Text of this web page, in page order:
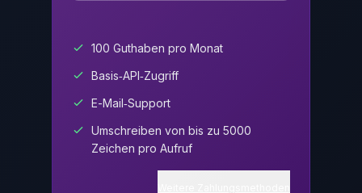
100 Guthaben pro Monat
Basis‑API‑Zugriff
E-Mail‑Support
Umschreiben von bis zu 5000
Zeichen pro Aufruf